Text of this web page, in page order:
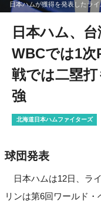
日本ハムが獲得を発表したラ
日本ハム、
WBCでは1次
戦では二塁
強
北海道日本ハムファイターズ
球団発表
日本ハムは12日、ラ
リンは第6回ワールド